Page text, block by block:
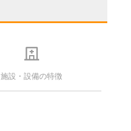
施設・設備の特徴